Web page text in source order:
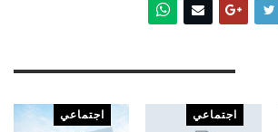
اجتماعي اجتماعي